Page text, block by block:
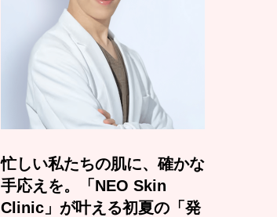
忙しい私たちの肌に、確かな
手応えを。「NEO Skin
Clinic」が叶える初夏の「発